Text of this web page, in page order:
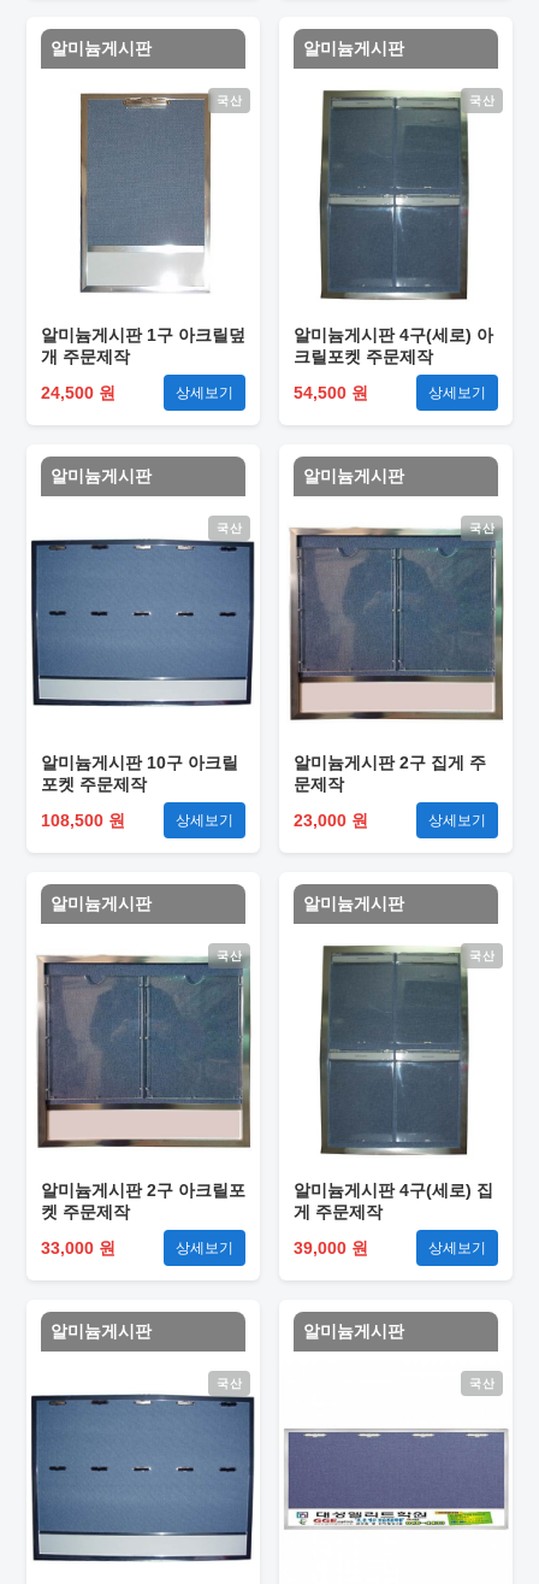
알미늄게시판
국산
알미늄게시판 1구 아크릴덮
개 주문제작
24,500 원
상세보기
알미늄게시판
국산
알미늄게시판 4구(세로) 아
크릴포켓 주문제작
54,500 원
상세보기
알미늄게시판
국산
알미늄게시판 10구 아크릴
포켓 주문제작
108,500 원
상세보기
알미늄게시판
국산
알미늄게시판 2구 집게 주
문제작
23,000 원
상세보기
알미늄게시판
국산
알미늄게시판 2구 아크릴포
켓 주문제작
33,000 원
상세보기
알미늄게시판
국산
알미늄게시판 4구(세로) 집
게 주문제작
39,000 원
상세보기
알미늄게시판
국산
알미늄게시판
국산